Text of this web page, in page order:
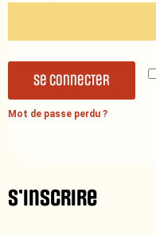
Se connecter
Mot de passe perdu ?
S’inscrire